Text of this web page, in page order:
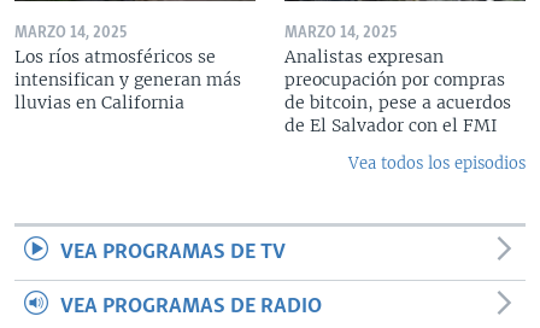
MARZO 14, 2025
Los ríos atmosféricos se
intensifican y generan más
lluvias en California
MARZO 14, 2025
Analistas expresan
preocupación por compras
de bitcoin, pese a acuerdos
de El Salvador con el FMI
Vea todos los episodios
VEA PROGRAMAS DE TV
VEA PROGRAMAS DE RADIO